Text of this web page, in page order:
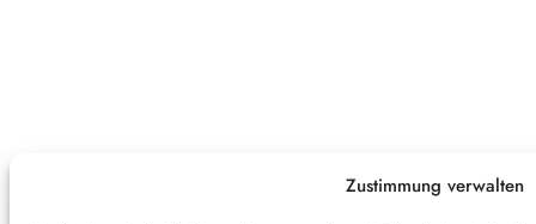
Zustimmung verwalten